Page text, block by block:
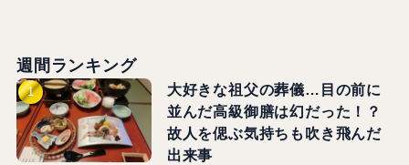
週間ランキング
大好きな祖父の葬儀…目の前に
並んだ高級御膳は幻だった！？
故人を偲ぶ気持ちも吹き飛んだ
出来事